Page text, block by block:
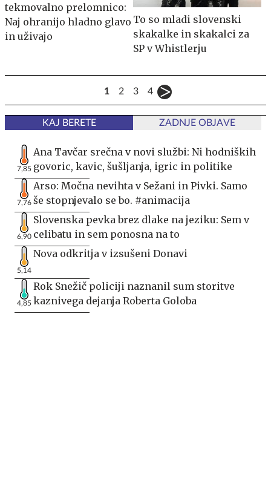
tekmovalno prelomnico:
Naj ohranijo hladno glavo
in uživajo
To so mladi slovenski
skakalke in skakalci za
SP v Whistlerju
1 2 3 4
KAJ BERETE ZADNJE OBJAVE
7,85
Ana Tavčar srečna v novi službi: Ni hodniških
govoric, kavic, šušljanja, igric in politike
7,76
Arso: Močna nevihta v Sežani in Pivki. Samo
še stopnjevalo se bo. #animacija
6,90
Slovenska pevka brez dlake na jeziku: Sem v
celibatu in sem ponosna na to
5,14
Nova odkritja v izsušeni Donavi
4,85
Rok Snežič policiji naznanil sum storitve
kaznivega dejanja Roberta Goloba